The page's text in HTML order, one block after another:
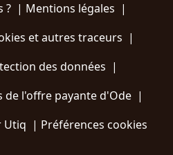
?| Mentions légales |
et autres traceurs |
des données |
de l'offre payante d'Ode |
Utiq | Préférences cookies